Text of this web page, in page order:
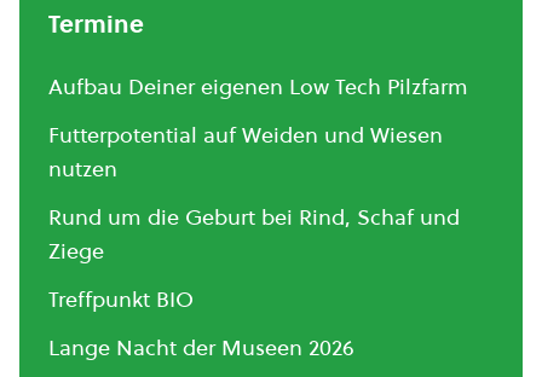
Termine
Aufbau Deiner eigenen Low Tech Pilzfarm
Futterpotential auf Weiden und Wiesen
nutzen
Rund um die Geburt bei Rind, Schaf und
Ziege
Treffpunkt BIO
Lange Nacht der Museen 2026